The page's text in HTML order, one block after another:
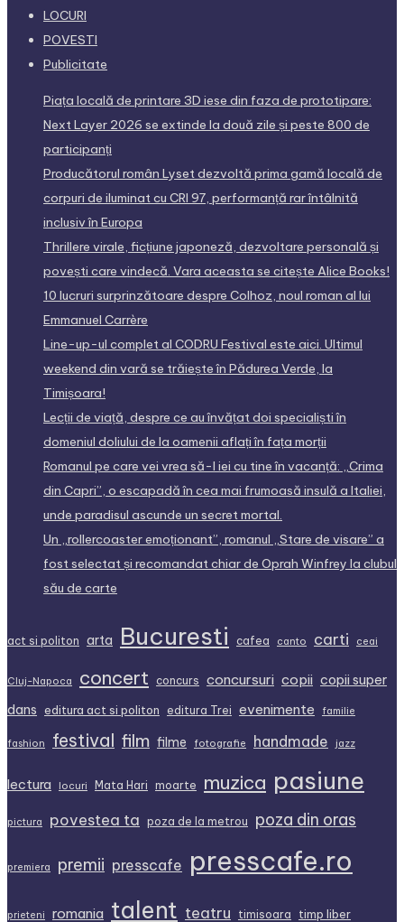
LOCURI
POVESTI
Publicitate
Piața locală de printare 3D iese din faza de prototipare:
Next Layer 2026 se extinde la două zile și peste 800 de
participanți
Producătorul român Lyset dezvoltă prima gamă locală de
corpuri de iluminat cu CRI 97, performanță rar întâlnită
inclusiv în Europa
Thrillere virale, ficțiune japoneză, dezvoltare personală și
povești care vindecă. Vara aceasta se citește Alice Books!
10 lucruri surprinzătoare despre Colhoz, noul roman al lui
Emmanuel Carrère
Line-up-ul complet al CODRU Festival este aici. Ultimul
weekend din vară se trăiește în Pădurea Verde, la
Timișoara!
Lecții de viață, despre ce au învățat doi specialiști în
domeniul doliului de la oamenii aflați în fața morții
Romanul pe care vei vrea să-l iei cu tine în vacanță: „Crima
din Capri”, o escapadă în cea mai frumoasă insulă a Italiei,
unde paradisul ascunde un secret mortal.
Un „rollercoaster emoționant”, romanul „Stare de visare” a
fost selectat și recomandat chiar de Oprah Winfrey la clubul
său de carte
act si politon arta Bucuresti cafea canto carti ceai
Cluj-Napoca concert concurs concursuri copii copii super
dans editura act si politon editura Trei evenimente familie
fashion festival film filme fotografie handmade jazz
lectura locuri Mata Hari moarte muzica pasiune
pictura povestea ta poza de la metrou poza din oras
premiera premii presscafe presscafe.ro
prieteni romania talent teatru timisoara timp liber